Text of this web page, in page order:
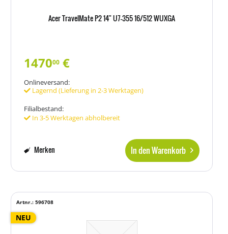
Acer TravelMate P2 14" U7-355 16/512 WUXGA
147000 €
Onlineversand:
Lagernd (Lieferung in 2-3 Werktagen)
Filialbestand:
In 3-5 Werktagen abholbereit
In den Warenkorb
Merken
NEU
Artnr.: 596708